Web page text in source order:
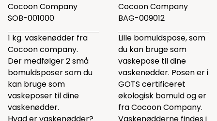
Cocoon Company
SOB-001000
1 kg. vaskenødder fra
Cocoon company.
Der medfølger 2 små
bomuldsposer som du
kan bruge som
vaskeposer til dine
vaskenødder.
Hvad er vaskenødder?
Cocoon Company
BAG-009012
Lille bomuldspose, som
du kan bruge som
vaskepose til dine
vaskenødder. Posen er i
GOTS certificeret
økologisk bomuld og er
fra Cocoon Company.
Vaskenødderne findes i